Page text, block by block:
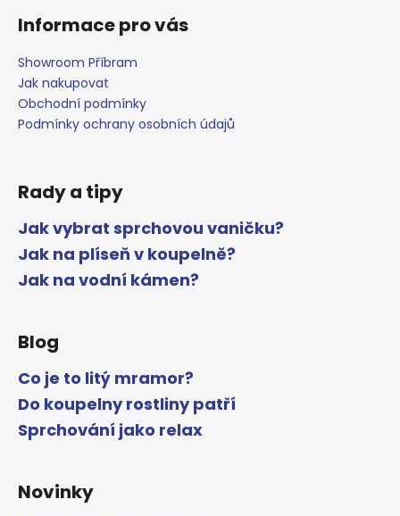
Informace pro vás
Showroom Příbram
Jak nakupovat
Obchodní podmínky
Podmínky ochrany osobních údajů
Rady a tipy
Jak vybrat sprchovou vaničku?
Jak na plíseň v koupelně?
Jak na vodní kámen?
Blog
Co je to litý mramor?
Do koupelny rostliny patří
Sprchování jako relax
Novinky